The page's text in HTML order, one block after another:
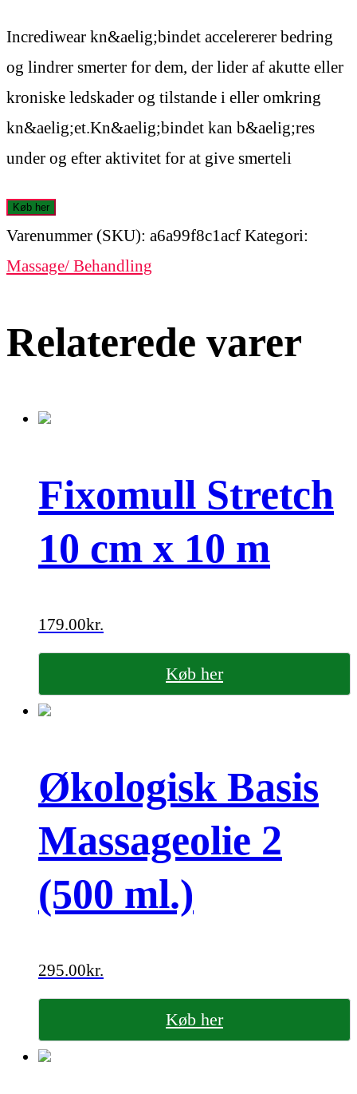
Incrediwear kn&aelig;bindet accelererer bedring
og lindrer smerter for dem, der lider af akutte eller
kroniske ledskader og tilstande i eller omkring
kn&aelig;et.Kn&aelig;bindet kan b&aelig;res
under og efter aktivitet for at give smerteli
Køb her
Varenummer (SKU): a6a99f8c1acf Kategori:
Massage/ Behandling
Relaterede varer
Fixomull Stretch
10 cm x 10 m
179.00kr.
Køb her
Økologisk Basis
Massageolie 2
(500 ml.)
295.00kr.
Køb her